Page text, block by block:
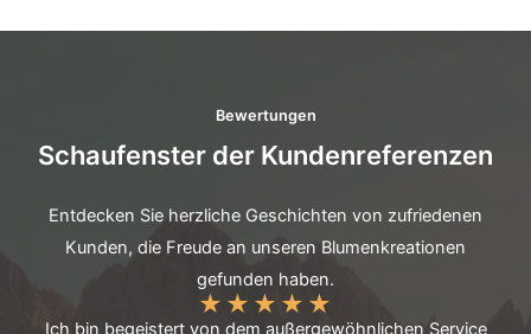
Bewertungen
Schaufenster der Kundenreferenzen
Entdecken Sie herzliche Geschichten von zufriedenen
Kunden, die Freude an unseren Blumenkreationen
gefunden haben.
★ ★ ★ ★ ★
Ich bin begeistert von dem außergewöhnlichen Service